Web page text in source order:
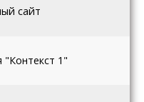
сайт
1"